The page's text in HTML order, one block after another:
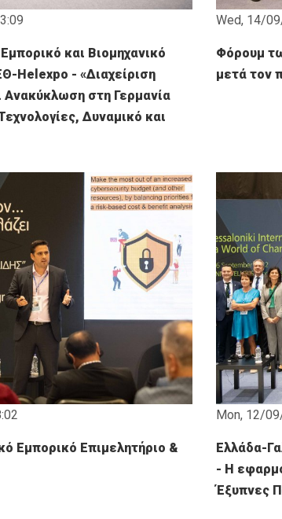
και Βιομηχανικό
Helexpo - «Διαχείριση
στη Γερμανία
Δυναμικό και
Wed, 14/
Φόρουμ
μετά τον
Εμπορικό Επιμελητήριο &
Mon, 12/
Ελλάδα-
- Η
Έξυπνες